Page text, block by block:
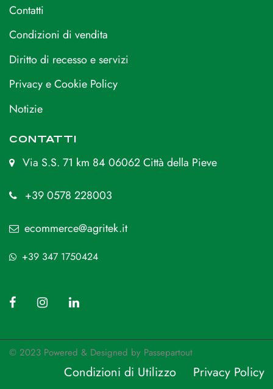
Contatti
Condizioni di vendita
Diritto di recesso e servizi
Privacy e Cookie Policy
Notizie
CONTATTI
Via S.S. 71 km 84 06062 Città della Pieve
+39 0578 228003
ecommerce@agritek.it
+39 347 1750424
© 2023 Powered & Designed by Passepartout
Condizioni di Utilizzo Privacy Policy